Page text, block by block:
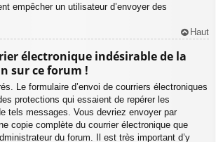
empêcher un utilisateur d’envoyer des
Haut
électronique indésirable de la
sur ce forum !
Le formulaire d’envoi de courriers électroniques
protections qui essaient de repérer les
tels messages. Vous devriez envoyer par
copie complète du courrier électronique que
du forum. Il est très important d’y